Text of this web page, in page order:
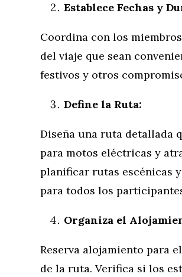
Establece Fechas y
Coordina con los
del viaje que sean
festivos y otros
Define la Ruta:
Diseña una ruta detallada
para motos eléctricas y
planificar rutas escénicas
para todos los
Organiza el
Reserva alojamiento para
de la ruta. Verifica si los